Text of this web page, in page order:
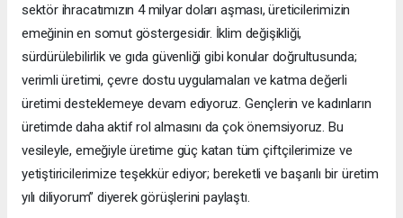
sektör ihracatımızın 4 milyar doları aşması, üreticilerimizin
emeğinin en somut göstergesidir. İklim değişikliği,
sürdürülebilirlik ve gıda güvenliği gibi konular doğrultusunda;
verimli üretimi, çevre dostu uygulamaları ve katma değerli
üretimi desteklemeye devam ediyoruz. Gençlerin ve kadınların
üretimde daha aktif rol almasını da çok önemsiyoruz. Bu
vesileyle, emeğiyle üretime güç katan tüm çiftçilerimize ve
yetiştiricilerimize teşekkür ediyor; bereketli ve başarılı bir üretim
yılı diliyorum” diyerek görüşlerini paylaştı.